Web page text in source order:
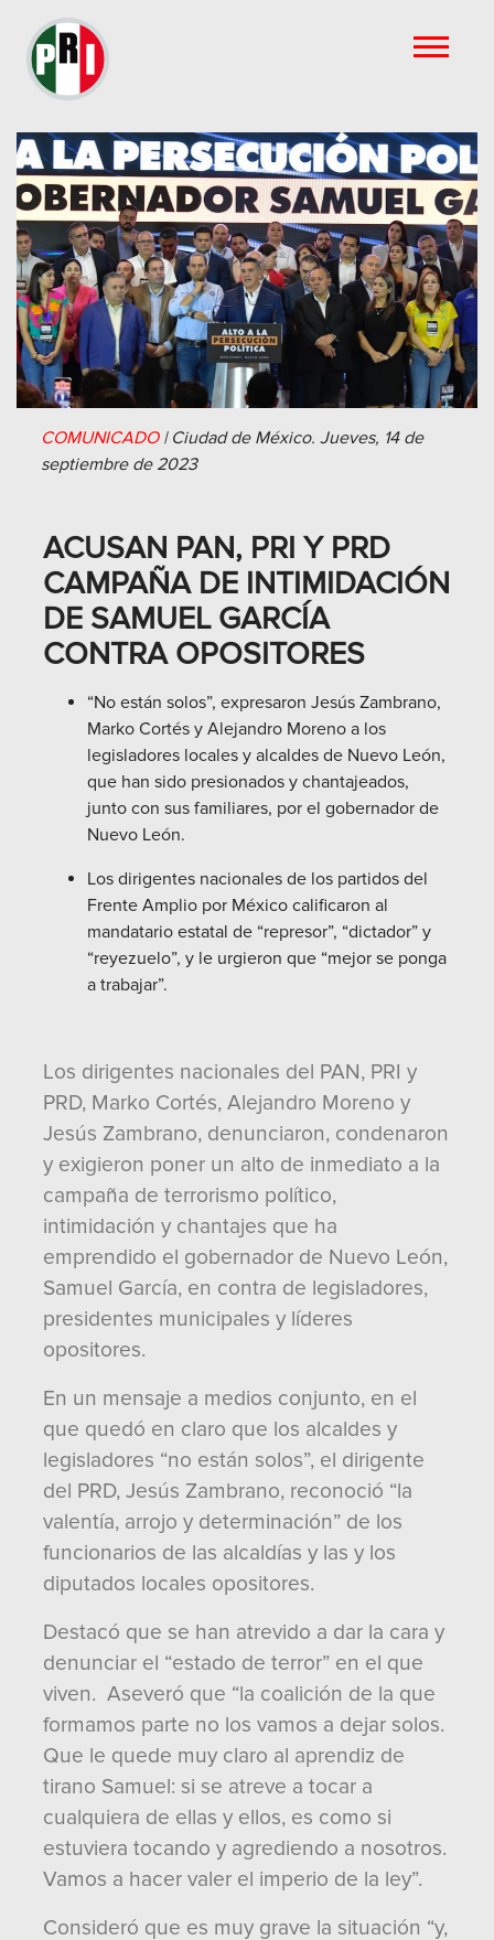
COMUNICADO| Ciudad de México. Jueves, 14 de
septiembre de 2023
ACUSAN PAN, PRI Y PRD
CAMPAÑA DE INTIMIDACIÓN
DE SAMUEL GARCÍA
CONTRA OPOSITORES
“No están solos”, expresaron Jesús Zambrano,
Marko Cortés y Alejandro Moreno a los
legisladores locales y alcaldes de Nuevo León,
que han sido presionados y chantajeados,
junto con sus familiares, por el gobernador de
Nuevo León.
Los dirigentes nacionales de los partidos del
Frente Amplio por México calificaron al
mandatario estatal de “represor”, “dictador” y
“reyezuelo”, y le urgieron que “mejor se ponga
a trabajar”.
Los dirigentes nacionales del PAN, PRI y
PRD, Marko Cortés, Alejandro Moreno y
Jesús Zambrano, denunciaron, condenaron
y exigieron poner un alto de inmediato a la
campaña de terrorismo político,
intimidación y chantajes que ha
emprendido el gobernador de Nuevo León,
Samuel García, en contra de legisladores,
presidentes municipales y líderes
opositores.
En un mensaje a medios conjunto, en el
que quedó en claro que los alcaldes y
legisladores “no están solos”, el dirigente
del PRD, Jesús Zambrano, reconoció “la
valentía, arrojo y determinación” de los
funcionarios de las alcaldías y las y los
diputados locales opositores.
Destacó que se han atrevido a dar la cara y
denunciar el “estado de terror” en el que
viven. Aseveró que “la coalición de la que
formamos parte no los vamos a dejar solos.
Que le quede muy claro al aprendiz de
tirano Samuel: si se atreve a tocar a
cualquiera de ellas y ellos, es como si
estuviera tocando y agrediendo a nosotros.
Vamos a hacer valer el imperio de la ley”.
Consideró que es muy grave la situación “y,